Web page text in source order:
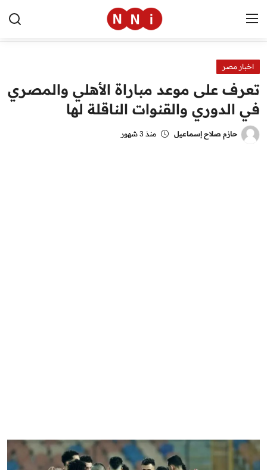
الرئيسية
اخبار مصر
العالم
اخبار مصر
تعرف على موعد مباراة الأهلي والمصري
في الدوري والقنوات الناقلة لها
حازم صلاح إسماعيل منذ 3 شهور